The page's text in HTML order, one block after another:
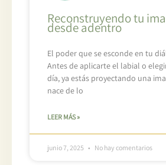
Reconstruyendo tu
desde adentro
El poder que se esconde en tu
Antes de aplicarte el labial o
día, ya estás proyectando una
nace de lo
LEER MÁS »
junio 7, 2025 No hay comentarios